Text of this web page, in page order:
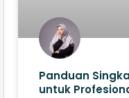
Panduan
untuk